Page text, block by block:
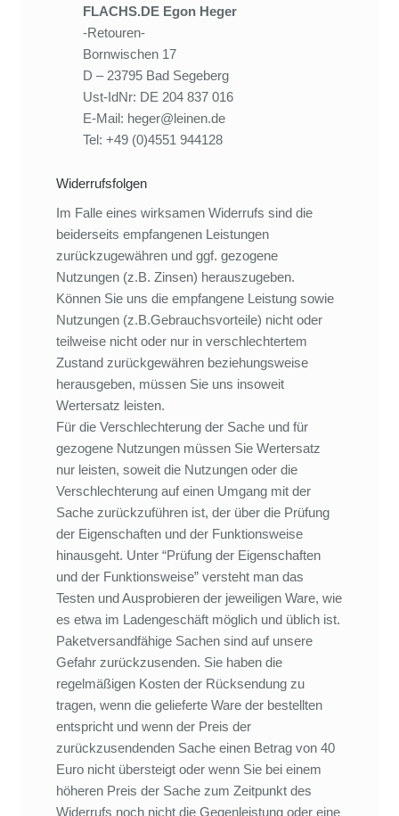
FLACHS.DE Egon Heger
-Retouren-
Bornwischen 17
D – 23795 Bad Segeberg
Ust-IdNr: DE 204 837 016
E-Mail: heger@leinen.de
Tel: +49 (0)4551 944128
Widerrufsfolgen
Im Falle eines wirksamen Widerrufs sind die
beiderseits empfangenen Leistungen
zurückzugewähren und ggf. gezogene
Nutzungen (z.B. Zinsen) herauszugeben.
Können Sie uns die empfangene Leistung sowie
Nutzungen (z.B.Gebrauchsvorteile) nicht oder
teilweise nicht oder nur in verschlechtertem
Zustand zurückgewähren beziehungsweise
herausgeben, müssen Sie uns insoweit
Wertersatz leisten.
Für die Verschlechterung der Sache und für
gezogene Nutzungen müssen Sie Wertersatz
nur leisten, soweit die Nutzungen oder die
Verschlechterung auf einen Umgang mit der
Sache zurückzuführen ist, der über die Prüfung
der Eigenschaften und der Funktionsweise
hinausgeht. Unter “Prüfung der Eigenschaften
und der Funktionsweise” versteht man das
Testen und Ausprobieren der jeweiligen Ware, wie
es etwa im Ladengeschäft möglich und üblich ist.
Paketversandfähige Sachen sind auf unsere
Gefahr zurückzusenden. Sie haben die
regelmäßigen Kosten der Rücksendung zu
tragen, wenn die gelieferte Ware der bestellten
entspricht und wenn der Preis der
zurückzusendenden Sache einen Betrag von 40
Euro nicht übersteigt oder wenn Sie bei einem
höheren Preis der Sache zum Zeitpunkt des
Widerrufs noch nicht die Gegenleistung oder eine